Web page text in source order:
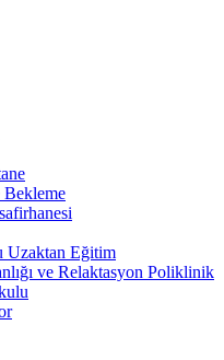
Bekleme
Uzaktan Eğitim
ve Relaktasyon Poliklinik